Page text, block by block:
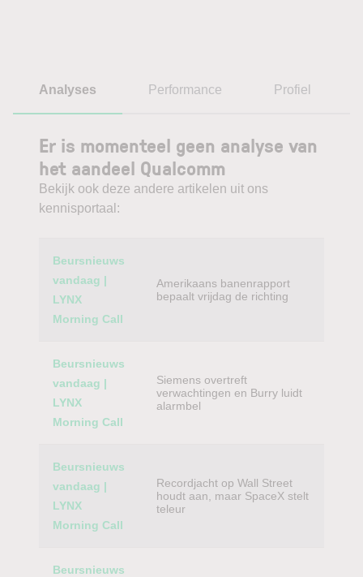
Analyses Performance Profiel
Er is momenteel geen analyse van
het aandeel Qualcomm
Bekijk ook deze andere artikelen uit ons
kennisportaal:
Category
Beursnieuws
vandaag |
LYNX
Morning Call
Amerikaans banenrapport
bepaalt vrijdag de richting
Beursnieuws
vandaag |
LYNX
Morning Call
Siemens overtreft
verwachtingen en Burry luidt
alarmbel
Beursnieuws
vandaag |
LYNX
Morning Call
Recordjacht op Wall Street
houdt aan, maar SpaceX stelt
teleur
Beursnieuws